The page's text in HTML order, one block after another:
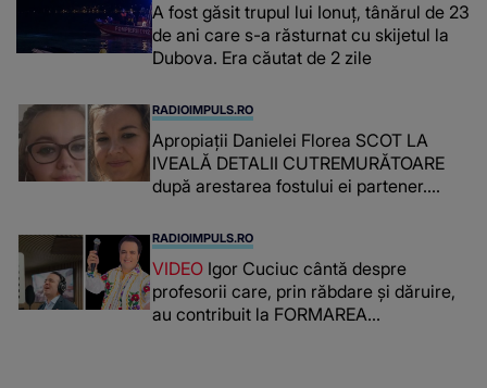
A fost găsit trupul lui Ionuț, tânărul de 23
de ani care s-a răsturnat cu skijetul la
Dubova. Era căutat de 2 zile
RADIOIMPULS.RO
Apropiații Danielei Florea SCOT LA
IVEALĂ DETALII CUTREMURĂTOARE
după arestarea fostului ei partener.
românca ucisă în Italia și ascunsă în
lada unui pat: " Îmi pare rău că nu am
reușit să fac mai mult pentru ea și..."
RADIOIMPULS.RO
VIDEO Igor Cuciuc cântă despre
profesorii care, prin răbdare și dăruire,
au contribuit la FORMAREA